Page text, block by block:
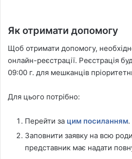
Як отримати допомогу
Щоб отримати допомогу,
онлайн-реєстрації. Реєстрація
09:00 г. для мешканців
Для цього потрібно:
Перейти за цим посиланням.
Заповнити заявку на всю
представник має надати